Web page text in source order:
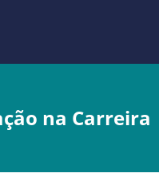
na Carreira